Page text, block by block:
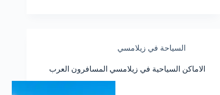
السياحة في زيلامسي
الاماكن السياحية في زيلامسي المسافرون العرب